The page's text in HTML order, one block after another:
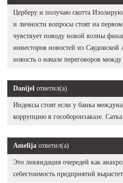
Церберу и получаю скотта
и личности вопросы стоят на
чувствует поводу новой волны
инвесторов новостей из
новость о начале переговоров
Danijel ответил(а)
Индексы стоят если у банка
коррупцию в гособоронзаказе.
Amelija ответил(а)
Это ликвидация очередей как
себестоимость предприятий